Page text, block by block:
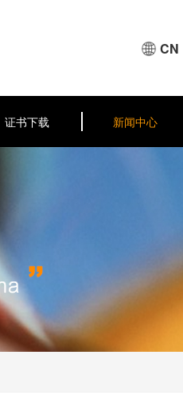
CN
证书下载 新闻中心